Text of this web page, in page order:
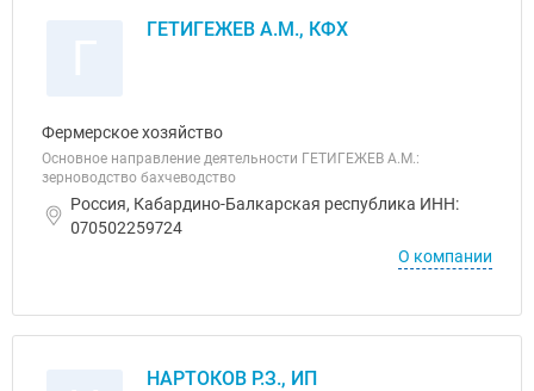
ГЕТИГЕЖЕВ А.М., КФХ
Фермерское хозяйство
Основное направление деятельности ГЕТИГЕЖЕВ А.М.:
зерноводство бахчеводство
Россия, Кабардино-Балкарская республика ИНН:
070502259724
О компании
НАРТОКОВ Р.З., ИП